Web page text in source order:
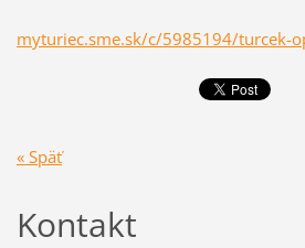
myturiec.sme.sk/c/5985194/turcek-
« Späť
Kontakt